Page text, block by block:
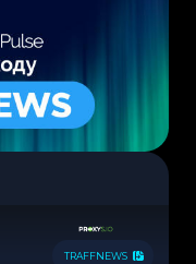
TRAFFNEWS